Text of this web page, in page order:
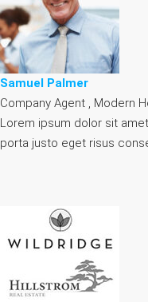
Samuel Palmer
Company Agent , Modern
Lorem ipsum dolor sit
porta justo eget risus